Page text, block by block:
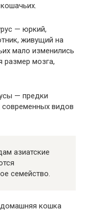
— юркий,
живущий на
мало изменились
размер мозга,
— предки
современных видов
азиатские
семейство.
домашняя кошка